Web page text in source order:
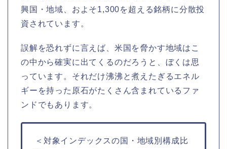
興国・地域、およそ1,300を超える銘柄に分散投
資されています。
誤解を恐れずに言えば、米国を脅かす地域はこ
の中から確実に出てくるのだろうと、ぼくは思
っています。それだけ沸沸と煮えたぎるエネル
ギーを持った原石がたくさん含まれているファ
ンドでもあります。
＜対象インデックスの国・地域別構成比